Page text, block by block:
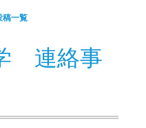
稿一覧
連絡事